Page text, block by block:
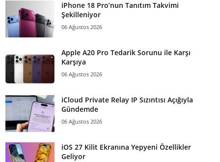
iPhone 18 Pro’nun Tanıtım Takvimi
Şekilleniyor
06 Ağustos 2026
Apple A20 Pro Tedarik Sorunu ile Karşı
Karşıya
06 Ağustos 2026
iCloud Private Relay IP Sızıntısı Açığıyla
Gündemde
06 Ağustos 2026
iOS 27 Kilit Ekranına Yepyeni Özellikler
Geliyor